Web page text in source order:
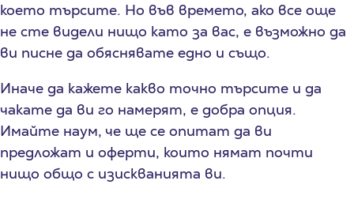
което търсите. Но във времето, ако все още
не сте видели нищо като за вас, е възможно да
ви писне да обяснявате едно и също.
Иначе да кажете какво точно търсите и да
чакате да ви го намерят, е добра опция.
Имайте наум, че ще се опитат да ви
предложат и оферти, които нямат почти
нищо общо с изискванията ви.